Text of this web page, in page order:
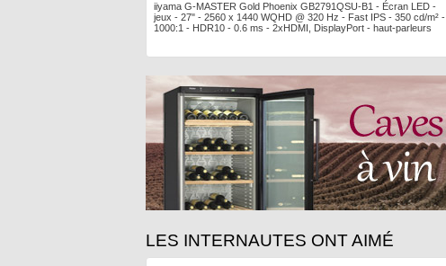
iiyama G-MASTER Gold Phoenix GB2791QSU-B1 - Écran LED -
jeux - 27" - 2560 x 1440 WQHD @ 320 Hz - Fast IPS - 350 cd/m² -
1000:1 - HDR10 - 0.6 ms - 2xHDMI, DisplayPort - haut-parleurs
LES INTERNAUTES ONT AIMÉ